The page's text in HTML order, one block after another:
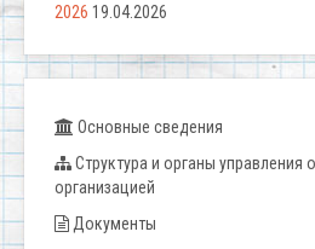
2026 19.04.2026
Основные сведения
Структура и органы управления
организацией
Документы